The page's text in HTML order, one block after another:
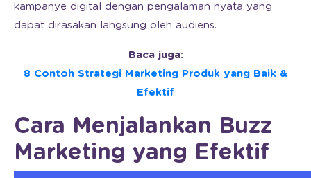
kampanye digital dengan pengalaman nyata yang
dapat dirasakan langsung oleh audiens.
Baca juga:
8 Contoh Strategi Marketing Produk yang Baik &
Efektif
Cara Menjalankan Buzz
Marketing yang Efektif